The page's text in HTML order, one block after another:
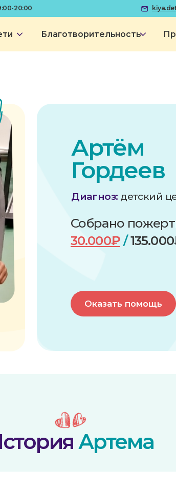
kiya.deti@mail.ru
Проекты
Благотворительность
детский
Гордеев
Собрано пожертвований:
135.000